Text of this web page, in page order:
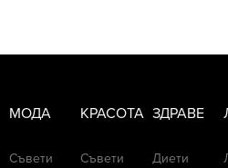
МОДА
Съвети
КРАСОТА
Съвети
ЗДРАВЕ
Диети